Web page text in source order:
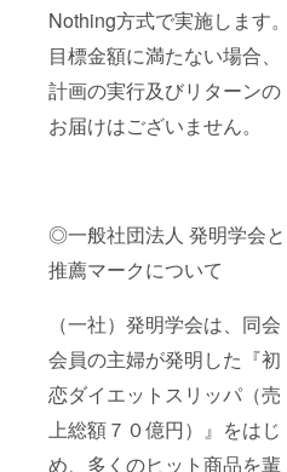
Nothing方式で実施します。
目標金額に満たない場合、
計画の実行及びリターンの
お届けはございません。
◎一般社団法人 発明学会と
推薦マークについて
（一社）発明学会は、同会
会員の主婦が発明した『初
恋ダイエットスリッパ（売
上総額７０億円）』をはじ
め、多くのヒット商品を輩